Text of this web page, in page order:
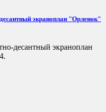
экраноплан "Орленок"
десантный экраноплан